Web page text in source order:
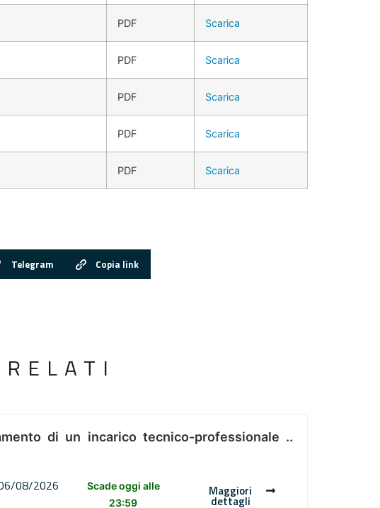
PDF Scarica
PDF Scarica
PDF Scarica
PDF Scarica
PDF Scarica
Telegram Copia link
di un incarico tecnico-professionale ..
08/2026
Scade oggi alle
23:59
Maggiori
dettagli